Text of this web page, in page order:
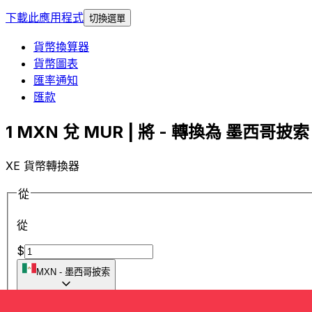
下載此應用程式 切換選單
貨幣換算器
貨幣圖表
匯率通知
匯款
1 MXN 兌 MUR | 將 - 轉換為 墨西哥披
XE 貨幣轉換器
從
從
$
MXN - 墨西哥披索